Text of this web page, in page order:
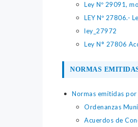
Ley Nº 29091,
LEY Nº 27806.-
ley_27972
Ley N° 27806
NORMAS
Normas emitidas por
Ordenanzas
Acuerdos de